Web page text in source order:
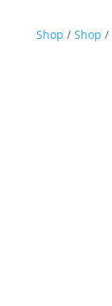
Shop / Shop /